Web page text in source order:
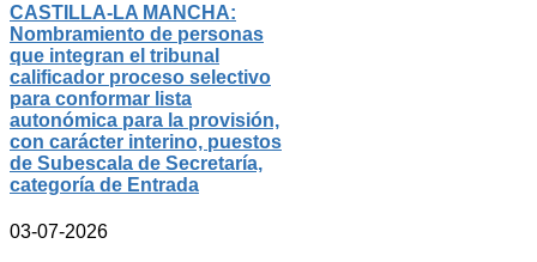
CASTILLA-LA MANCHA:
Nombramiento de personas
que integran el tribunal
calificador proceso selectivo
para conformar lista
autonómica para la provisión,
con carácter interino, puestos
de Subescala de Secretaría,
categoría de Entrada
03-07-2026